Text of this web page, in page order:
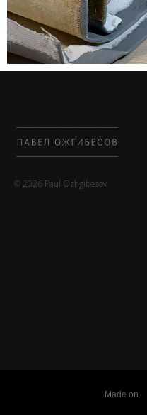
© 2026 Paul Ozhgibesov
Made on